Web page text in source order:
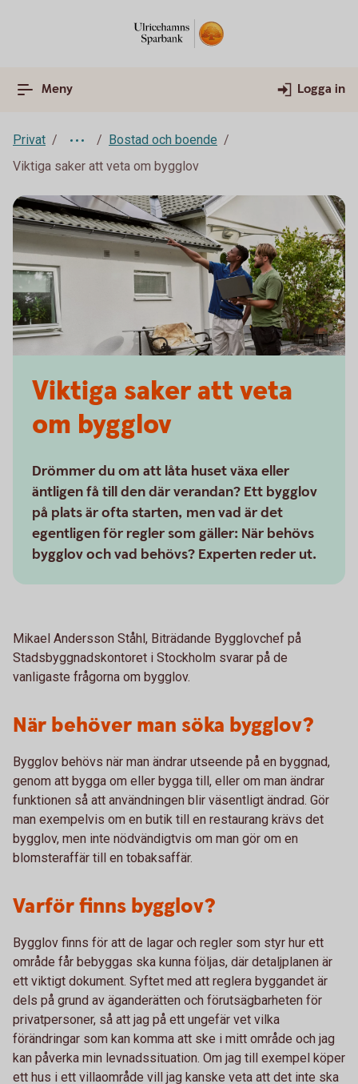
Meny Logga in
Privat
Bostad och boende
Viktiga saker att veta om bygglov
Viktiga saker att veta
om bygglov
Drömmer du om att låta huset växa eller
äntligen få till den där verandan? Ett bygglov
på plats är ofta starten, men vad är det
egentligen för regler som gäller: När behövs
bygglov och vad behövs? Experten reder ut.
Mikael Andersson Ståhl, Biträdande Bygglovchef på
Stadsbyggnadskontoret i Stockholm svarar på de
vanligaste frågorna om bygglov.
När behöver man söka bygglov?
Bygglov behövs när man ändrar utseende på en byggnad,
genom att bygga om eller bygga till, eller om man ändrar
funktionen så att användningen blir väsentligt ändrad. Gör
man exempelvis om en butik till en restaurang krävs det
bygglov, men inte nödvändigtvis om man gör om en
blomsteraffär till en tobaksaffär.
Varför finns bygglov?
Bygglov finns för att de lagar och regler som styr hur ett
område får bebyggas ska kunna följas, där detaljplanen är
ett viktigt dokument. Syftet med att reglera byggandet är
dels på grund av äganderätten och förutsägbarheten för
privatpersoner, så att jag på ett ungefär vet vilka
förändringar som kan komma att ske i mitt område och jag
kan påverka min levnadssituation. Om jag till exempel köper
ett hus i ett villaområde vill jag kanske veta att det inte ska